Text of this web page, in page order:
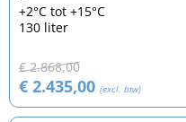
+2°C tot +15°C
130 liter
€ 2.868,00
€ 2.435,00 (excl. btw)